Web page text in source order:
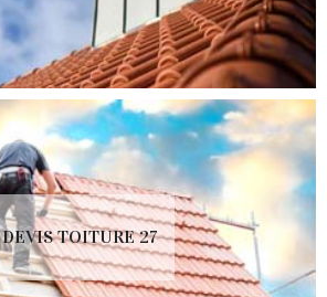
DEVIS TOITURE 27